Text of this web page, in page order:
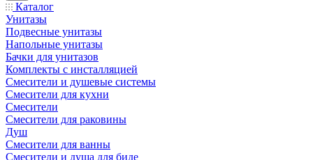
Каталог
Унитазы
Подвесные унитазы
Напольные унитазы
Бачки для унитазов
Комплекты с инсталляцией
Смесители и душевые системы
Смесители для кухни
Смесители
Смесители для раковины
Душ
Смесители для ванны
Смесители и душа для биде